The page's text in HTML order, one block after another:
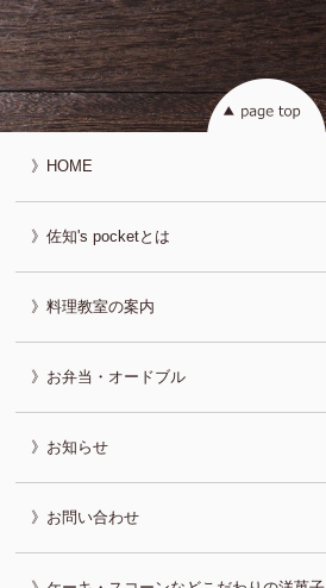
HOME
佐知's pocketとは
料理教室の案内
お弁当・オードブル
お知らせ
お問い合わせ